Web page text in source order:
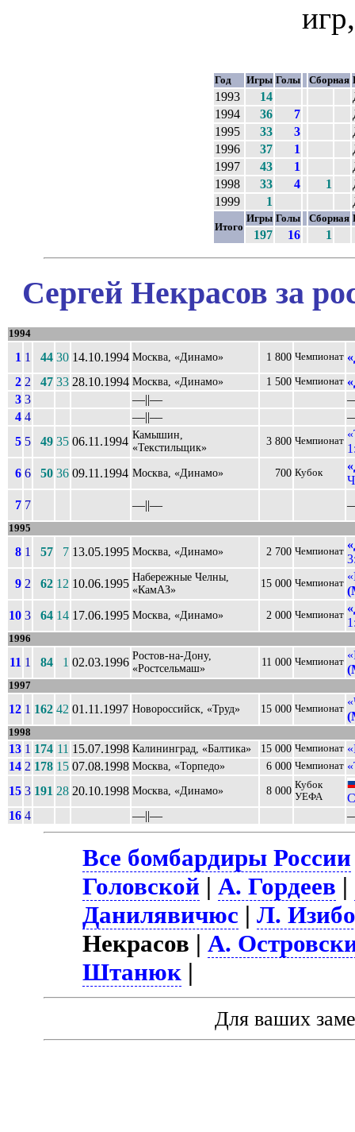
Год Игры Голы Сборная
1993 14
1994
36 7
1995
33 3
1996
37 1
1997
43 1
1998
33 4 1
1999
1
Итого
Игры Голы Сборная
197 16 1
Сергей Некрасов за
1994
1 1 44 30 14.10.1994 Москва, «Динамо» 1 800 Чемпионат
2 2 47 33 28.10.1994 Москва, «Динамо» 1 500 Чемпионат
3 3 ––||––
4 4 ––||––
5 5 49 35 06.11.1994 Камышин,
«Текстильщик»
3 800 Чемпионат
6 6 50 36 09.11.1994 Москва, «Динамо» 700 Кубок
7 7 ––||––
1995
8 1 57 7 13.05.1995 Москва, «Динамо» 2 700 Чемпионат
9 2 62 12 10.06.1995 Набережные Челны,
«КамАЗ»
15 000 Чемпионат
10 3 64 14 17.06.1995 Москва, «Динамо» 2 000 Чемпионат
1996
11 1 84 1 02.03.1996 Ростов-на-Дону,
«Ростсельмаш»
11 000 Чемпионат
1997
12 1 162 42 01.11.1997 Новороссийск, «Труд» 15 000 Чемпионат
1998
13 1 174 11 15.07.1998 Калининград, «Балтика» 15 000 Чемпионат
14 2 178 15 07.08.1998 Москва, «Торпедо» 6 000 Чемпионат
15 3 191 28 20.10.1998 Москва, «Динамо» 8 000 Кубок
УЕФА
16 4 ––||––
Все бомбардиры России
Головской |А. Гордеев |
Данилявичюс |Л.
Некрасов |А.
Штанюк |
Для ваших